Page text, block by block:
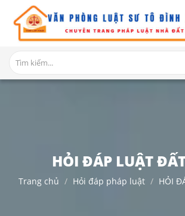
GIỚI
THIỆU
DỊCH
HỎI ĐÁP LUẬT
Trang chủ Hỏi đáp pháp luật HỎI